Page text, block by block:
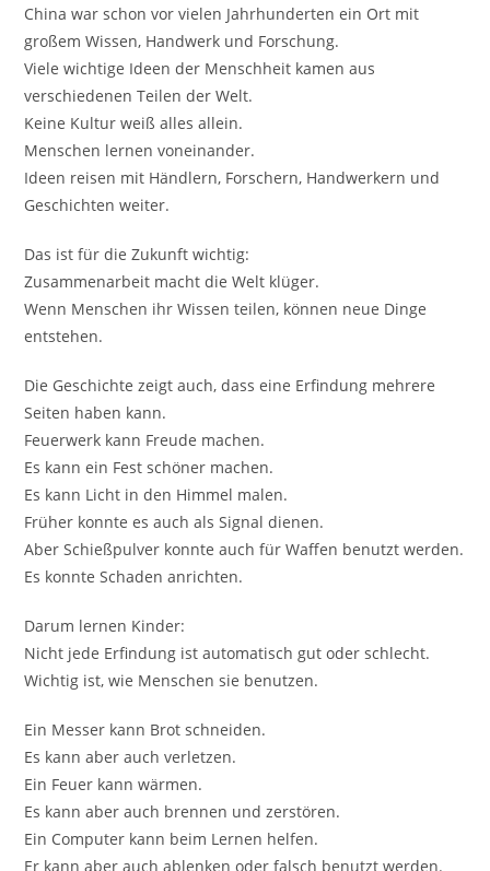
China war schon vor vielen Jahrhunderten ein Ort mit
großem Wissen, Handwerk und Forschung.
Viele wichtige Ideen der Menschheit kamen aus
verschiedenen Teilen der Welt.
Keine Kultur weiß alles allein.
Menschen lernen voneinander.
Ideen reisen mit Händlern, Forschern, Handwerkern und
Geschichten weiter.
Das ist für die Zukunft wichtig:
Zusammenarbeit macht die Welt klüger.
Wenn Menschen ihr Wissen teilen, können neue Dinge
entstehen.
Die Geschichte zeigt auch, dass eine Erfindung mehrere
Seiten haben kann.
Feuerwerk kann Freude machen.
Es kann ein Fest schöner machen.
Es kann Licht in den Himmel malen.
Früher konnte es auch als Signal dienen.
Aber Schießpulver konnte auch für Waffen benutzt werden.
Es konnte Schaden anrichten.
Darum lernen Kinder:
Nicht jede Erfindung ist automatisch gut oder schlecht.
Wichtig ist, wie Menschen sie benutzen.
Ein Messer kann Brot schneiden.
Es kann aber auch verletzen.
Ein Feuer kann wärmen.
Es kann aber auch brennen und zerstören.
Ein Computer kann beim Lernen helfen.
Er kann aber auch ablenken oder falsch benutzt werden.